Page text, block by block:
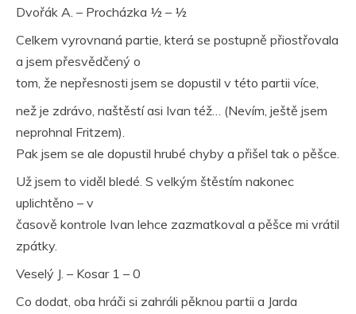
Dvořák A. – Procházka ½ – ½
Celkem vyrovnaná partie, která se postupně přiostřovala
a jsem přesvědčený o
tom, že nepřesnosti jsem se dopustil v této partii více,
než je zdrávo, naštěstí asi Ivan též… (Nevím, ještě jsem
neprohnal Fritzem).
Pak jsem se ale dopustil hrubé chyby a přišel tak o pěšce.
Už jsem to viděl bledé. S velkým štěstím nakonec
uplichtěno – v
časově kontrole Ivan lehce zazmatkoval a pěšce mi vrátil
zpátky.
Veselý J. – Kosar 1 – 0
Co dodat, oba hráči si zahráli pěknou partii a Jarda